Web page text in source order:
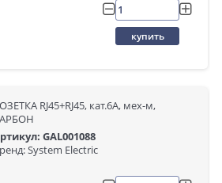
купить
RJ45+RJ45, кат.6А, мех-м,
GAL001088
System Electric